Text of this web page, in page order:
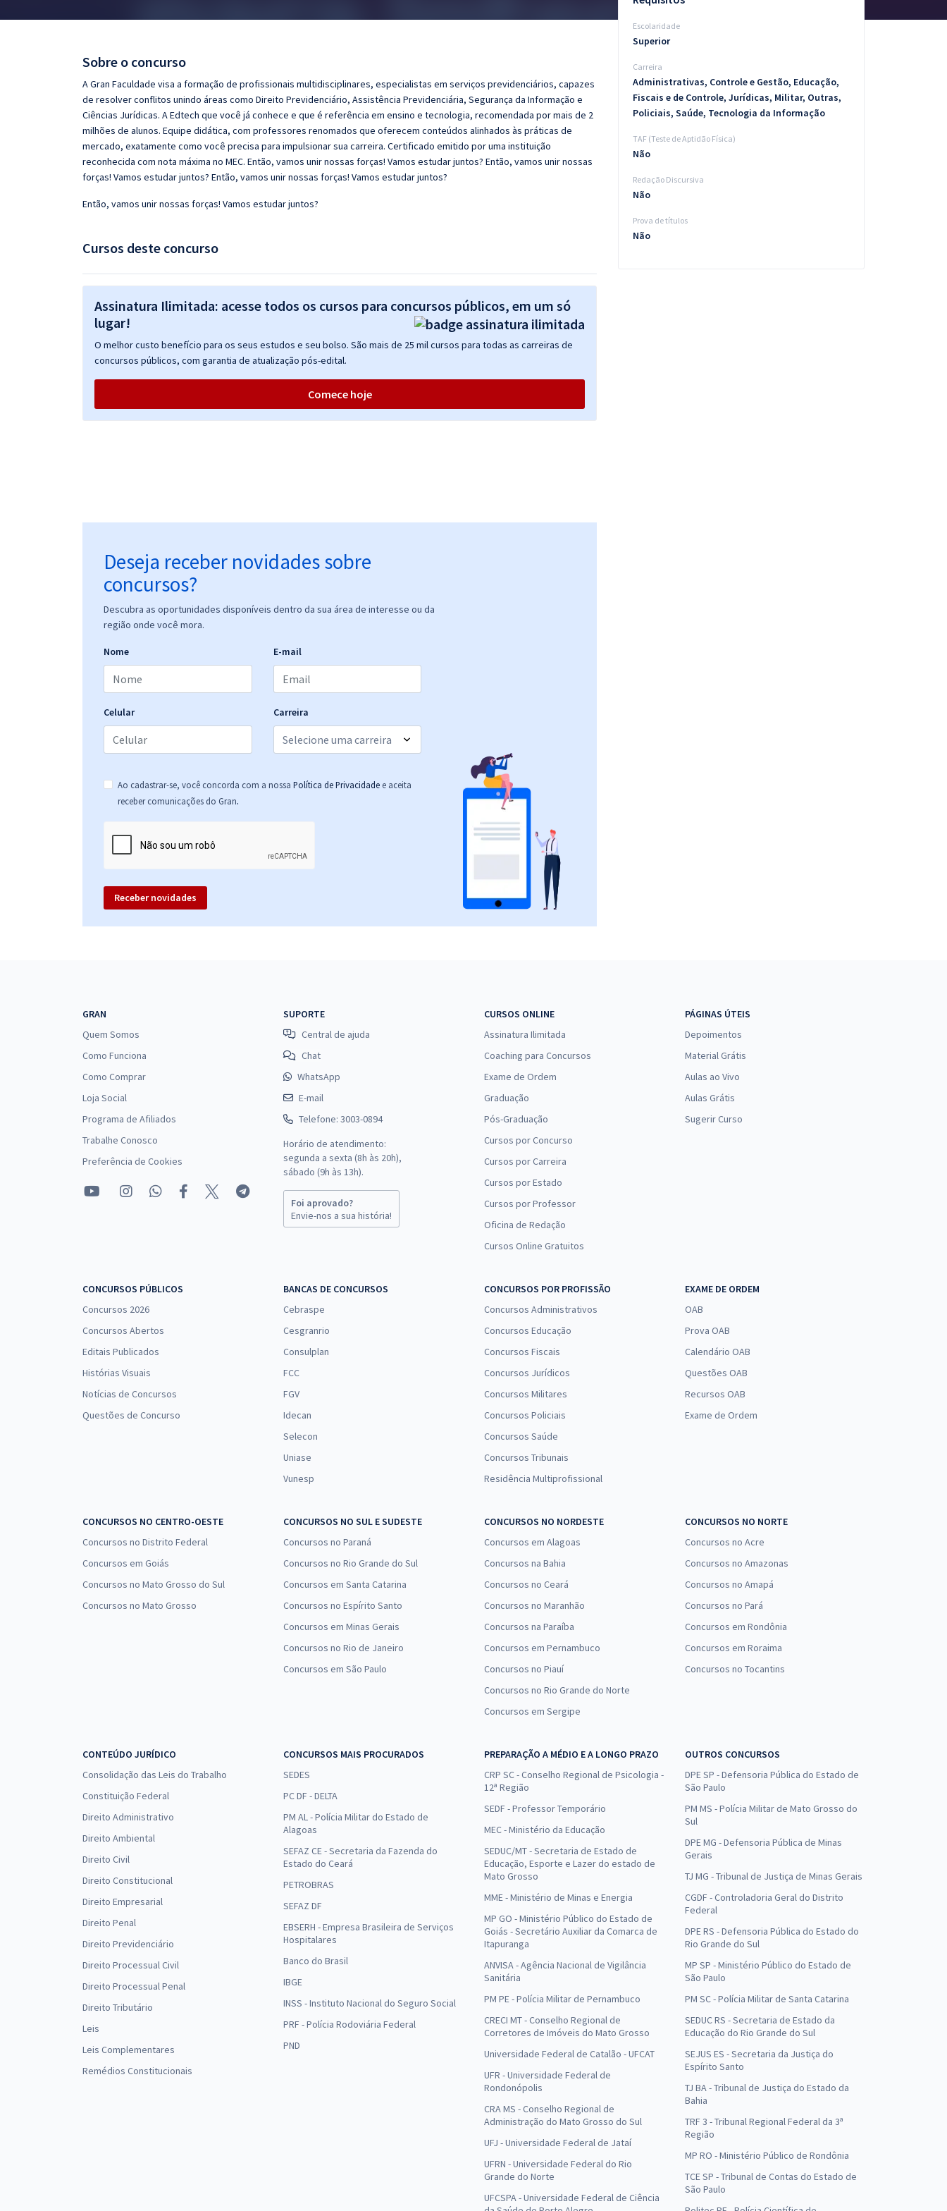
Questões grátis
Conteúdo gratuito
Sobre o concurso
A Gran Faculdade visa a formação de profissionais multidisciplinares, especialistas em serviços previdenciários, capazes
de resolver conflitos unindo áreas como Direito Previdenciário, Assistência Previdenciária, Segurança da Informação e
Ciências Jurídicas. A Edtech que você já conhece e que é referência em ensino e tecnologia, recomendada por mais de 2
milhões de alunos. Equipe didática, com professores renomados que oferecem conteúdos alinhados às práticas de
mercado, exatamente como você precisa para impulsionar sua carreira. Certificado emitido por uma instituição
reconhecida com nota máxima no MEC. Então, vamos unir nossas forças! Vamos estudar juntos? Então, vamos unir nossas
forças! Vamos estudar juntos? Então, vamos unir nossas forças! Vamos estudar juntos?
Então, vamos unir nossas forças! Vamos estudar juntos?
Cursos deste concurso
Assinatura Ilimitada: acesse todos os cursos para concursos públicos, em um só
lugar!
O melhor custo benefício para os seus estudos e seu bolso. São mais de 25 mil cursos para todas as carreiras de
concursos públicos, com garantia de atualização pós-edital.
Comece hoje
Deseja receber novidades sobre
concursos?
Descubra as oportunidades disponíveis dentro da sua área de interesse ou da
região onde você mora.
Nome E-mail
Celular Carreira
Ao cadastrar-se, você concorda com a nossa Política de Privacidade e aceita
receber comunicações do Gran.
Receber novidades
Escolaridade
Superior
Carreira
Administrativas, Controle e Gestão, Educação,
Fiscais e de Controle, Jurídicas, Militar, Outras,
Policiais, Saúde, Tecnologia da Informação
TAF (Teste de Aptidão Física)
Não
Redação Discursiva
Não
Prova de títulos
Não
GRAN
Quem Somos
Como Funciona
Como Comprar
Loja Social
Programa de Afiliados
Trabalhe Conosco
Preferência de Cookies
SUPORTE
Central de ajuda
Chat
WhatsApp
E-mail
Telefone: 3003-0894
Horário de atendimento:
segunda a sexta (8h às 20h),
sábado (9h às 13h).
Foi aprovado?
Envie-nos a sua história!
CURSOS ONLINE
Assinatura Ilimitada
Coaching para Concursos
Exame de Ordem
Graduação
Pós-Graduação
Cursos por Concurso
Cursos por Carreira
Cursos por Estado
Cursos por Professor
Oficina de Redação
Cursos Online Gratuitos
PÁGINAS ÚTEIS
Depoimentos
Material Grátis
Aulas ao Vivo
Aulas Grátis
Sugerir Curso
CONCURSOS PÚBLICOS
Concursos 2026
Concursos Abertos
Editais Publicados
Histórias Visuais
Notícias de Concursos
Questões de Concurso
BANCAS DE CONCURSOS
Cebraspe
Cesgranrio
Consulplan
FCC
FGV
Idecan
Selecon
Uniase
Vunesp
CONCURSOS POR PROFISSÃO
Concursos Administrativos
Concursos Educação
Concursos Fiscais
Concursos Jurídicos
Concursos Militares
Concursos Policiais
Concursos Saúde
Concursos Tribunais
Residência Multiprofissional
EXAME DE ORDEM
OAB
Prova OAB
Calendário OAB
Questões OAB
Recursos OAB
Exame de Ordem
CONCURSOS NO CENTRO-OESTE
Concursos no Distrito Federal
Concursos em Goiás
Concursos no Mato Grosso do Sul
Concursos no Mato Grosso
CONCURSOS NO SUL E SUDESTE
Concursos no Paraná
Concursos no Rio Grande do Sul
Concursos em Santa Catarina
Concursos no Espírito Santo
Concursos em Minas Gerais
Concursos no Rio de Janeiro
Concursos em São Paulo
CONCURSOS NO NORDESTE
Concursos em Alagoas
Concursos na Bahia
Concursos no Ceará
Concursos no Maranhão
Concursos na Paraíba
Concursos em Pernambuco
Concursos no Piauí
Concursos no Rio Grande do Norte
Concursos em Sergipe
CONCURSOS NO NORTE
Concursos no Acre
Concursos no Amazonas
Concursos no Amapá
Concursos no Pará
Concursos em Rondônia
Concursos em Roraima
Concursos no Tocantins
CONTEÚDO JURÍDICO
Consolidação das Leis do Trabalho
Constituição Federal
Direito Administrativo
Direito Ambiental
Direito Civil
Direito Constitucional
Direito Empresarial
Direito Penal
Direito Previdenciário
Direito Processual Civil
Direito Processual Penal
Direito Tributário
Leis
Leis Complementares
Remédios Constitucionais
CONCURSOS MAIS PROCURADOS
SEDES
PC DF - DELTA
PM AL - Polícia Militar do Estado de
Alagoas
SEFAZ CE - Secretaria da Fazenda do
Estado do Ceará
PETROBRAS
SEFAZ DF
EBSERH - Empresa Brasileira de Serviços
Hospitalares
Banco do Brasil
IBGE
INSS - Instituto Nacional do Seguro Social
PRF - Polícia Rodoviária Federal
PND
PREPARAÇÃO A MÉDIO E A LONGO PRAZO
CRP SC - Conselho Regional de Psicologia -
12ª Região
SEDF - Professor Temporário
MEC - Ministério da Educação
SEDUC/MT - Secretaria de Estado de
Educação, Esporte e Lazer do estado de
Mato Grosso
MME - Ministério de Minas e Energia
MP GO - Ministério Público do Estado de
Goiás - Secretário Auxiliar da Comarca de
Itapuranga
ANVISA - Agência Nacional de Vigilância
Sanitária
PM PE - Polícia Militar de Pernambuco
CRECI MT - Conselho Regional de
Corretores de Imóveis do Mato Grosso
Universidade Federal de Catalão - UFCAT
UFR - Universidade Federal de
Rondonópolis
CRA MS - Conselho Regional de
Administração do Mato Grosso do Sul
UFJ - Universidade Federal de Jataí
UFRN - Universidade Federal do Rio
Grande do Norte
UFCSPA - Universidade Federal de Ciência
OUTROS CONCURSOS
DPE SP - Defensoria Pública do Estado de
São Paulo
PM MS - Polícia Militar de Mato Grosso do
Sul
DPE MG - Defensoria Pública de Minas
Gerais
TJ MG - Tribunal de Justiça de Minas Gerais
CGDF - Controladoria Geral do Distrito
Federal
DPE RS - Defensoria Pública do Estado do
Rio Grande do Sul
MP SP - Ministério Público do Estado de
São Paulo
PM SC - Polícia Militar de Santa Catarina
SEDUC RS - Secretaria de Estado da
Educação do Rio Grande do Sul
SEJUS ES - Secretaria da Justiça do
Espírito Santo
TJ BA - Tribunal de Justiça do Estado da
Bahia
TRF 3 - Tribunal Regional Federal da 3ª
Região
MP RO - Ministério Público de Rondônia
TCE SP - Tribunal de Contas do Estado de
São Paulo